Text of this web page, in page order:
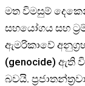
මත විමසුම්
සහයෝගය සහ
ඇමරිකාවේ
(genocide) ඇති
බවයි.